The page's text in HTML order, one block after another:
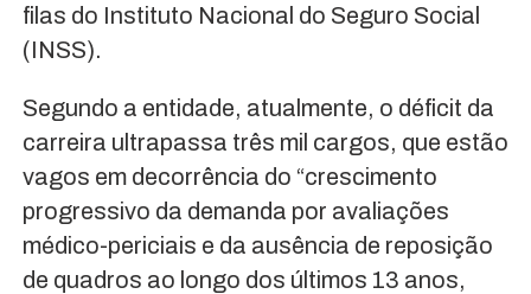
filas do Instituto Nacional do Seguro Social
(INSS).
Segundo a entidade, atualmente, o déficit da
carreira ultrapassa três mil cargos, que estão
vagos em decorrência do “crescimento
progressivo da demanda por avaliações
médico-periciais e da ausência de reposição
de quadros ao longo dos últimos 13 anos,